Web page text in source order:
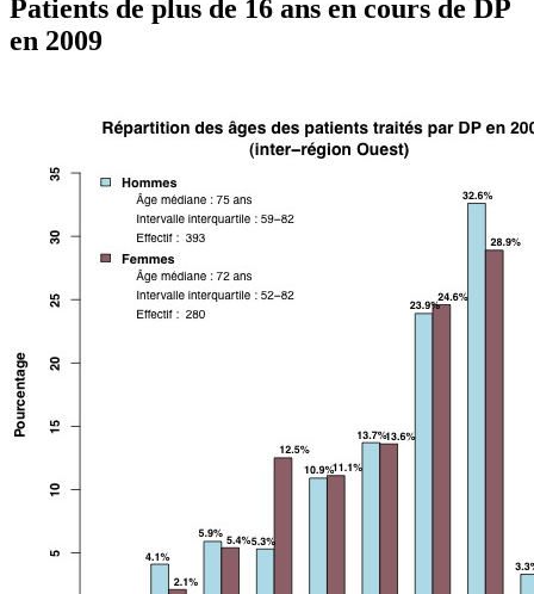
Patients de plus de 16 ans en cours de DP
en 2009